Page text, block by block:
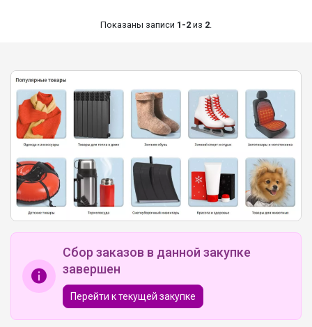
Показаны записи 1-2 из 2
Сбор заказов в данной закупке
завершен
Перейти к текущей закупке